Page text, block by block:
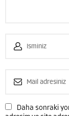
Daha sonraki